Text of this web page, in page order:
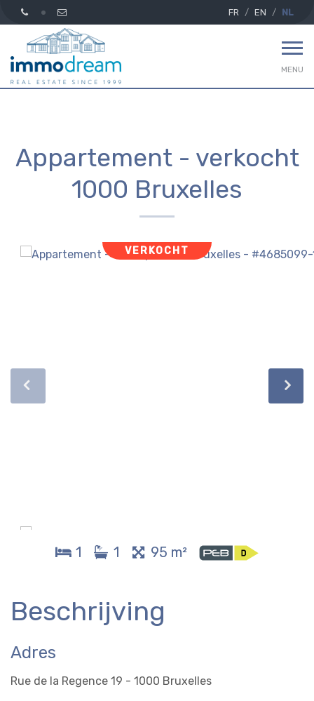
FR EN NL
MENU
Appartement - verkocht
1000 Bruxelles
VERKOCHT
1 1 95 m²
Beschrijving
Adres
Rue de la Regence 19 - 1000 Bruxelles